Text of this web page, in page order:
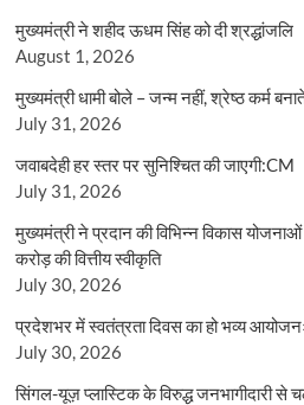
मुख्यमंत्री ने शहीद ऊधम सिंह को दी श्रद्धांजलि
August 1, 2026
मुख्यमंत्री धामी बोले – जन्म नहीं, श्रेष्ठ कर्म
July 31, 2026
जवाबदेही हर स्तर पर सुनिश्चित की जाएगी:CM
July 31, 2026
मुख्यमंत्री ने प्रदान की विभिन्न विकास योजनाओं
करोड़ की वित्तीय स्वीकृति
July 30, 2026
प्रदेशभर में स्वतंत्रता दिवस का हो भव्य
July 30, 2026
सिंगल-यूज़ प्लास्टिक के विरुद्ध जनभागीदारी से